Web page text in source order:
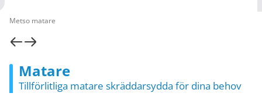
Matare
Tillförlitliga matare skräddarsydda för dina behov
Metso matare